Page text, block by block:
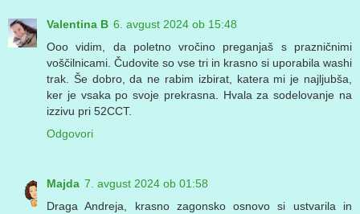
Valentina B 6. avgust 2024 ob 15:48
Ooo vidim, da poletno vročino preganjaš s prazničnimi
voščilnicami. Čudovite so vse tri in krasno si uporabila washi
trak. Še dobro, da ne rabim izbirat, katera mi je najljubša,
ker je vsaka po svoje prekrasna. Hvala za sodelovanje na
izzivu pri 52CCT.
Odgovori
Majda 7. avgust 2024 ob 01:58
Draga Andreja, krasno zagonsko osnovo si ustvarila in